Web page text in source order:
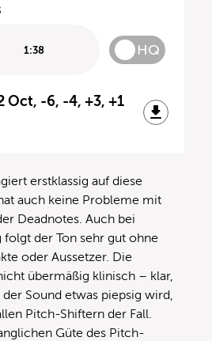
1:38 HQ
Oct, -6, -4, +3, +1
erstklassig auf diese
auch keine Probleme mit
Deadnotes. Auch bei
folgt der Ton sehr gut ohne
oder Aussetzer. Die
übermäßig klinisch – klar,
Sound etwas piepsig wird,
Pitch-Shiftern der Fall.
Güte des Pitch-